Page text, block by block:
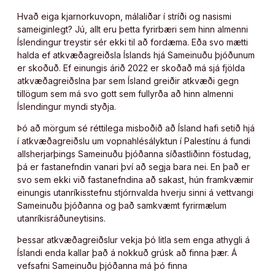
Hvað eiga kjarnorkuvopn, málaliðar í stríði og nasismi
sameiginlegt? Jú, allt eru þetta fyrirbæri sem hinn almenni
Íslendingur treystir sér ekki til að fordæma. Eða svo mætti
halda ef atkvæðagreiðsla Íslands hjá Sameinuðu þjóðunum
er skoðuð. Ef einungis árið 2022 er skoðað má sjá fjölda
atkvæðagreiðslna þar sem Ísland greiðir atkvæði gegn
tillögum sem má svo gott sem fullyrða að hinn almenni
Íslendingur myndi styðja.
Þó að mörgum sé réttilega misboðið að Ísland hafi setið hjá
í atkvæðagreiðslu um vopnahlésályktun í Palestínu á fundi
allsherjarþings Sameinuðu þjóðanna síðastliðinn föstudag,
þá er fastanefndin vanari því að segja bara nei. En það er
svo sem ekki við fastanefndina að sakast, hún framkvæmir
einungis utanríkisstefnu stjórnvalda hverju sinni á vettvangi
Sameinuðu þjóðanna og það samkvæmt fyrirmælum
utanríkisráðuneytisins.
Þessar atkvæðagreiðslur vekja þó litla sem enga athygli á
Íslandi enda kallar það á nokkuð grúsk að finna þær. Á
vefsafni Sameinuðu þjóðanna má þó finna